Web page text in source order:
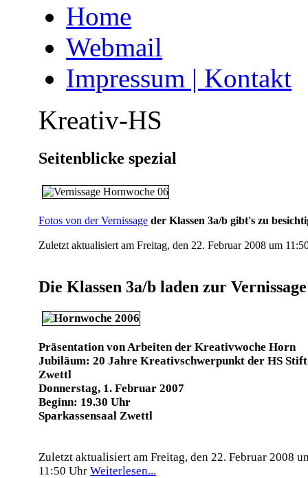
Home
Webmail
Impressum | Kontakt
Kreativ-HS
Seitenblicke spezial
Fotos von der Vernissage der Klassen 3a/b gibt's zu
Zuletzt aktualisiert am Freitag, den 22. Februar 2008 um
Die Klassen 3a/b laden zur
Präsentation von Arbeiten der Kreativwoche Horn
Jubiläum: 20 Jahre Kreativschwerpunkt der HS Stift
Zwettl
Donnerstag, 1. Februar 2007
Beginn: 19.30 Uhr
Sparkassensaal Zwettl
Zuletzt aktualisiert am Freitag, den 22. Februar 2008
11:50 UhrWeiterlesen...